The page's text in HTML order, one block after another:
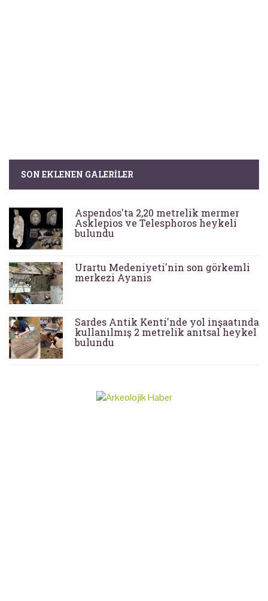
SON EKLENEN GALERILER
Aspendos'ta 2,20 metrelik mermer
Asklepios ve Telesphoros heykeli
bulundu
Urartu Medeniyeti'nin son görkemli
merkezi Ayanis
Sardes Antik Kenti'nde yol inşaatında
kullanılmış 2 metrelik anıtsal heykel
bulundu